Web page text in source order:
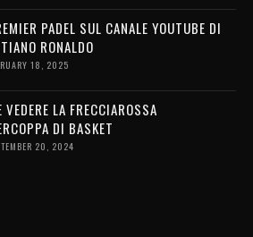
PADEL SUL CANALE YOUTUBE DI
RONALDO
18, 2025
VEDERE LA FRECCIAROSSA
DI BASKET
20, 2024